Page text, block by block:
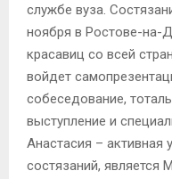
службе вуза.
ноября в Ростове-на-
красавиц со всей
войдет
собеседование,
выступление и
Анастасия – активная
состязаний, является